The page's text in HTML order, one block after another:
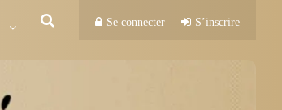
Se connecter S’inscrire